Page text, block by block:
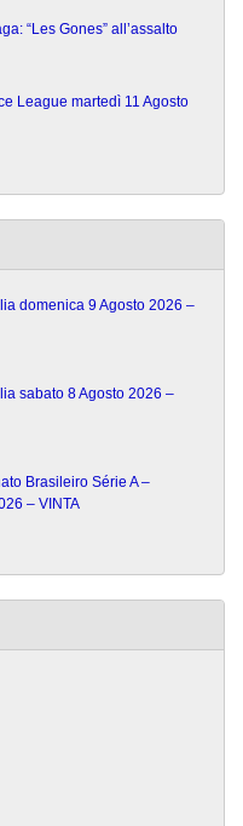
“Les Gones” all’assalto
League martedì 11 Agosto
domenica 9 Agosto 2026 –
sabato 8 Agosto 2026 –
Brasileiro Série A –
– VINTA